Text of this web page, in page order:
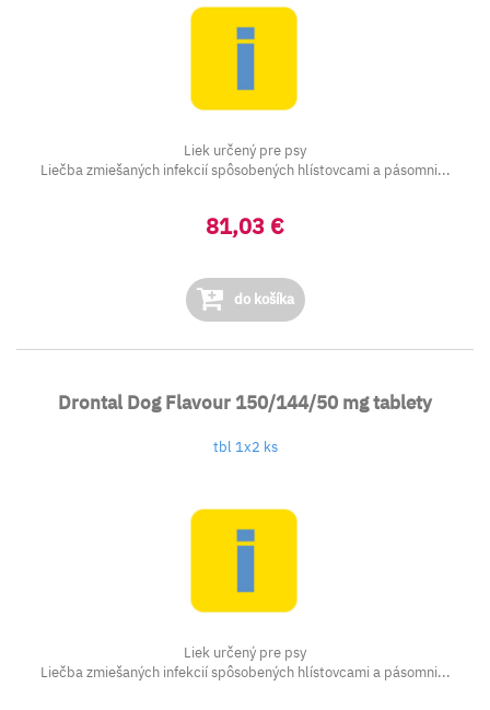
Liek určený pre psy
Liečba zmiešaných infekcií spôsobených hlístovcami a pásomni...
81,03 €
do košíka
Drontal Dog Flavour 150/144/50 mg tablety
tbl 1x2 ks
Liek určený pre psy
Liečba zmiešaných infekcií spôsobených hlístovcami a pásomni...